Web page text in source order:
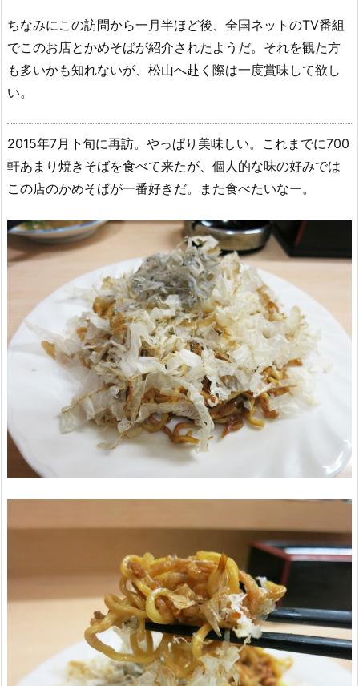
ちなみにこの訪問から一月半ほど後、全国ネットのTV番組
でこのお店とかめそばが紹介されたようだ。それを観た方
も多いかも知れないが、松山へ赴く際は一度賞味して欲し
い。
2015年7月下旬に再訪。やっぱり美味しい。これまでに700
軒あまり焼きそばを食べて来たが、個人的な味の好みでは
この店のかめそばが一番好きだ。また食べたいなー。